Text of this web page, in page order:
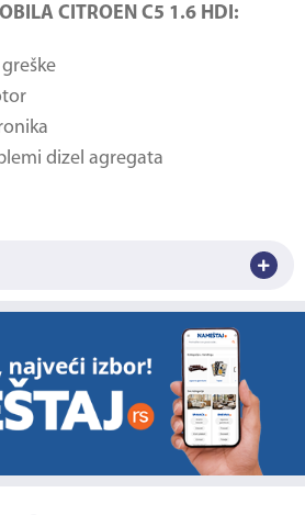
CITROEN C5 1.6 HDI:
dizel agregata